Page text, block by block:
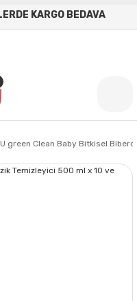
KARGO BEDAVA
U green Clean Baby Bitkisel